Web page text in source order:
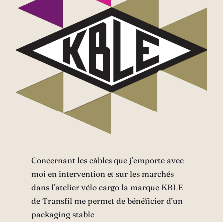
Concernant les câbles que j’emporte avec
moi en intervention et sur les marchés
dans l’atelier vélo cargo la marque KBLE
de Transfil me permet de bénéficier d’un
packaging stable